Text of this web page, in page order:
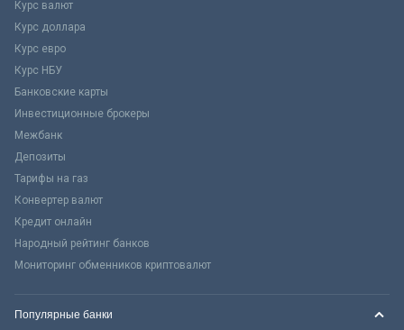
Курс валют
Курс доллара
Курс евро
Курс НБУ
Банковские карты
Инвестиционные брокеры
Межбанк
Депозиты
Тарифы на газ
Конвертер валют
Кредит онлайн
Народный рейтинг банков
Мониторинг обменников криптовалют
Популярные банки